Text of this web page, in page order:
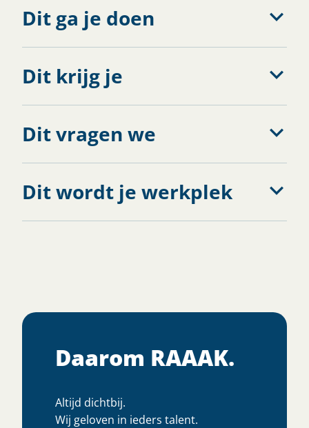
Dit ga je doen
Dit krijg je
Dit vragen we
Dit wordt je werkplek
Daarom RAAAK.
Altijd dichtbij.
Wij geloven in ieders talent.